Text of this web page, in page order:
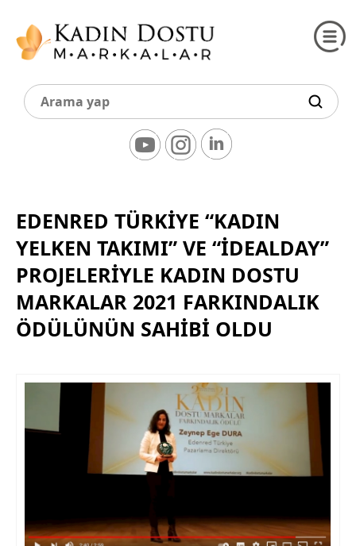
EDENRED TÜRKİYE “KADIN
YELKEN TAKIMI” VE “İDEALDAY”
PROJELERİYLE KADIN DOSTU
MARKALAR 2021 FARKINDALIK
ÖDÜLÜNÜN SAHİBİ OLDU